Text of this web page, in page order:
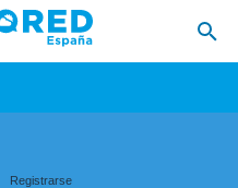
Registrarse